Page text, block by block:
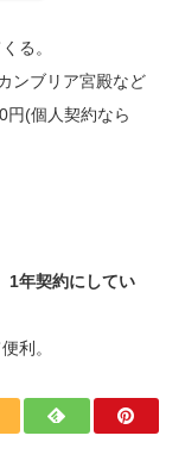
る。
ンブリア宮殿など
(個人契約なら
1年契約にしてい
利。